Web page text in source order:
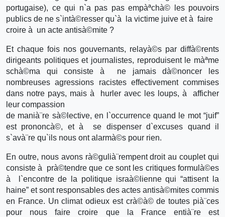
portugaise), ce qui n`a pas pas empàªchà© les pouvoirs
publics de ne s`intà©resser qu`à la victime juive et à faire
croire à un acte antisà©mite ?
Et chaque fois nos gouvernants, relayà©s par diffà©rents
dirigeants politiques et journalistes, reproduisent le màªme
schà©ma qui consiste à ne jamais dà©noncer les
nombreuses agressions racistes effectivement commises
dans notre pays, mais à hurler avec les loups, à afficher
leur compassion
de manià¨re sà©lective, en l`occurrence quand le mot “juif”
est prononcà©, et à se dispenser d`excuses quand il
s`avà¨re qu`ils nous ont alarmà©s pour rien.
En outre, nous avons rà©gulià¨rempent droit au couplet qui
consiste à prà©tendre que ce sont les critiques formulà©es
à l`encontre de la politique israà©lienne qui “attisent la
haine” et sont responsables des actes antisà©mites commis
en France. Un climat odieux est crà©à© de toutes pià¨ces
pour nous faire croire que la France entià¨re est